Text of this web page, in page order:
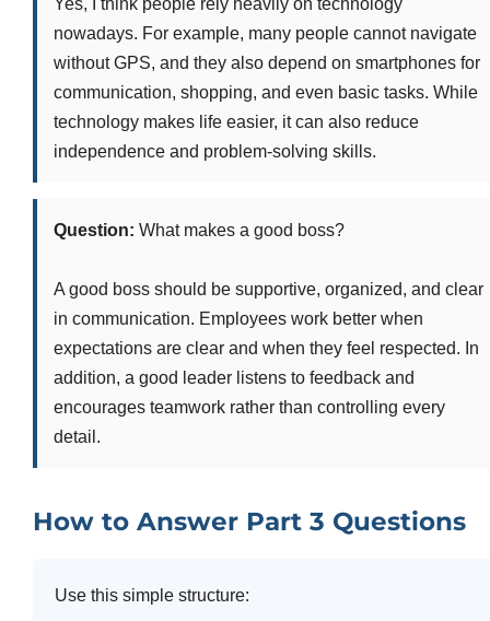
Yes, I think people rely heavily on technology
nowadays. For example, many people cannot navigate
without GPS, and they also depend on smartphones for
communication, shopping, and even basic tasks. While
technology makes life easier, it can also reduce
independence and problem-solving skills.
Question: What makes a good boss?
A good boss should be supportive, organized, and clear
in communication. Employees work better when
expectations are clear and when they feel respected. In
addition, a good leader listens to feedback and
encourages teamwork rather than controlling every
detail.
How to Answer Part 3 Questions
Use this simple structure: